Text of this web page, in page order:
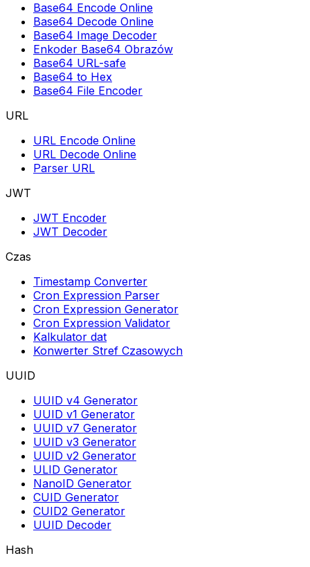
Base64 Encode Online
Base64 Decode Online
Base64 Image Decoder
Enkoder Base64 Obrazów
Base64 URL-safe
Base64 to Hex
Base64 File Encoder
URL
URL Encode Online
URL Decode Online
Parser URL
JWT
JWT Encoder
JWT Decoder
Czas
Timestamp Converter
Cron Expression Parser
Cron Expression Generator
Cron Expression Validator
Kalkulator dat
Konwerter Stref Czasowych
UUID
UUID v4 Generator
UUID v1 Generator
UUID v7 Generator
UUID v3 Generator
UUID v2 Generator
ULID Generator
NanoID Generator
CUID Generator
CUID2 Generator
UUID Decoder
Hash